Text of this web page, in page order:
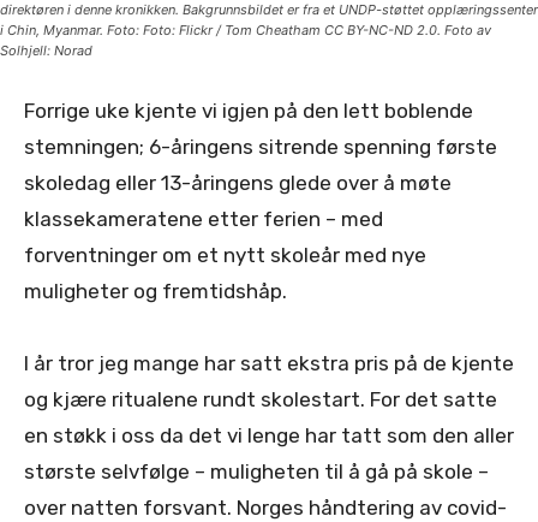
direktøren i denne kronikken. Bakgrunnsbildet er fra et UNDP-støttet opplæringssenter
i Chin, Myanmar. Foto: Foto: Flickr / Tom Cheatham CC BY-NC-ND 2.0. Foto av
Solhjell: Norad
Forrige uke kjente vi igjen på den lett boblende
stemningen; 6-åringens sitrende spenning første
skoledag eller 13-åringens glede over å møte
klassekameratene etter ferien – med
forventninger om et nytt skoleår med nye
muligheter og fremtidshåp.
I år tror jeg mange har satt ekstra pris på de kjente
og kjære ritualene rundt skolestart. For det satte
en støkk i oss da det vi lenge har tatt som den aller
største selvfølge – muligheten til å gå på skole –
over natten forsvant. Norges håndtering av covid-